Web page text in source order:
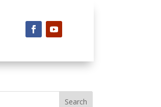
Search